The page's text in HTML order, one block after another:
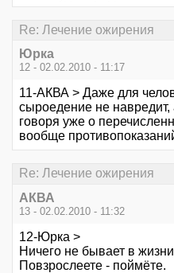
Re: Лечение ожирения
Юрка
12 - 02.02.2010 - 11:17
11-АКВА > Даже для
сыроедение не навредит,
говоря уже о
вообще
Re: Лечение ожирения
АКВА
13 - 02.02.2010 - 11:32
12-Юрка >
Ничего не бывает в
Повзрослеете - поймёте.